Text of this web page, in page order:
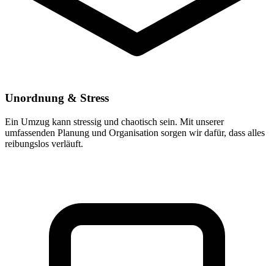
Unordnung & Stress
Ein Umzug kann stressig und chaotisch sein. Mit unserer
umfassenden Planung und Organisation sorgen wir dafür, dass alles
reibungslos verläuft.